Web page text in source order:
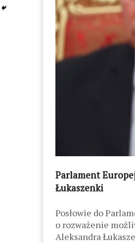
Parlament
Łukaszenki
Posłowie do
o rozważenie
Aleksandra